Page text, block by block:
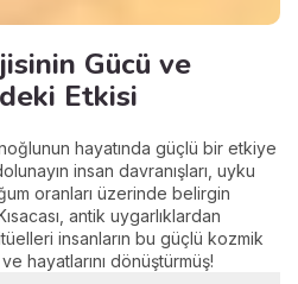
Gücü ve
Etkisi
hayatında güçlü bir etkiye
insan davranışları, uyku
oranları üzerinde belirgin
antik uygarlıklardan
insanların bu güçlü kozmik
hayatlarını dönüştürmüş!